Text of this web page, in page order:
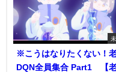
※こうはなりたくない！
DQN全員集合 Part1 【